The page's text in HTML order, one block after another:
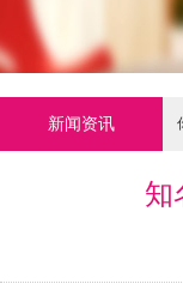
新闻资讯
知